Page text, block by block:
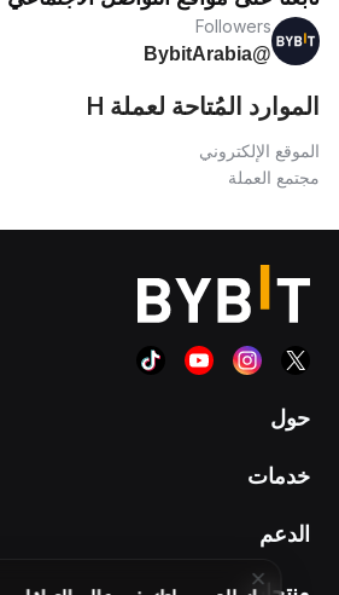
Followers
@BybitArabia
الموارد المُتاحة لعملة H
الموقع الإلكتروني
مجتمع العملة
حول
خدمات
الدعم